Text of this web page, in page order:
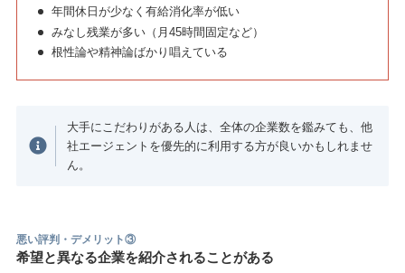
年間休日が少なく有給消化率が低い
みなし残業が多い（月45時間固定など）
根性論や精神論ばかり唱えている
大手にこだわりがある人は、全体の企業数を鑑みても、他
社エージェントを優先的に利用する方が良いかもしれませ
ん。
悪い評判・デメリット③
希望と異なる企業を紹介されることがある